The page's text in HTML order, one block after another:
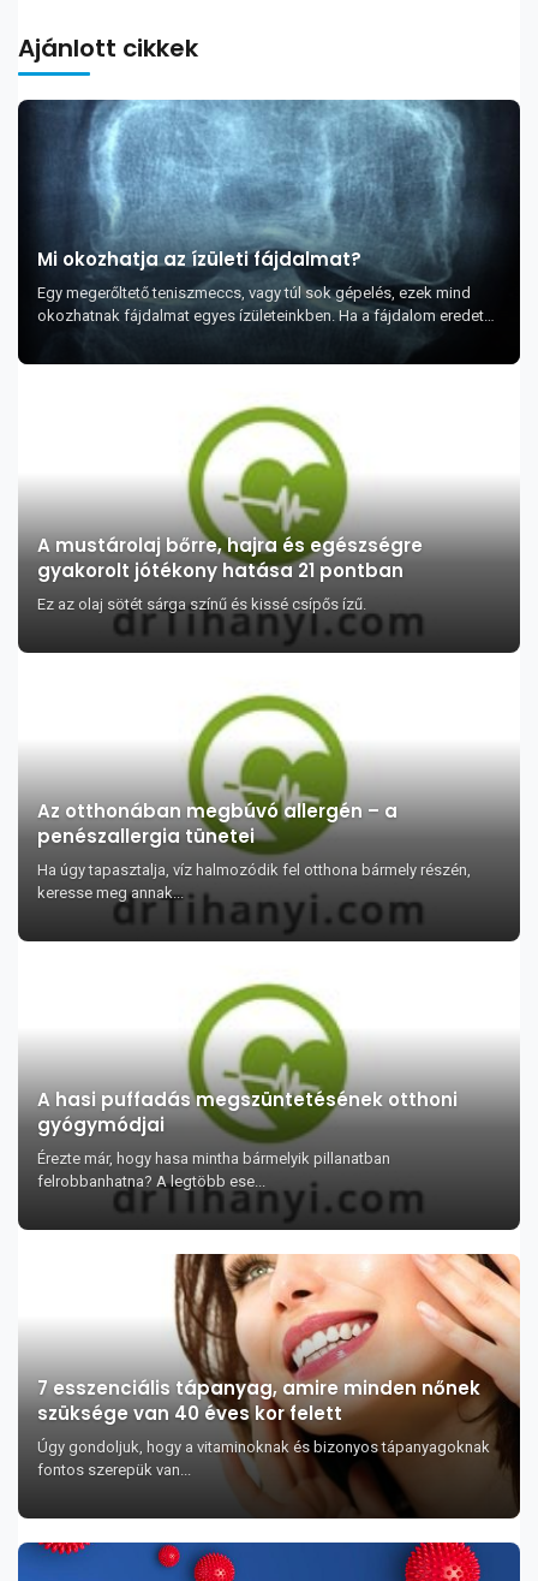
Ajánlott cikkek
Mi okozhatja az ízületi fájdalmat?
Egy megerőltető teniszmeccs, vagy túl sok gépelés, ezek mind
okozhatnak fájdalmat egyes ízületeinkben. Ha a fájdalom eredete
A mustárolaj bőrre, hajra és egészségre
gyakorolt jótékony hatása 21 pontban
Ez az olaj sötét sárga színű és kissé csípős ízű.
Az otthonában megbúvó allergén – a
penészallergia tünetei
Ha úgy tapasztalja, víz halmozódik fel otthona bármely részén,
keresse meg annak...
A hasi puffadás megszüntetésének otthoni
gyógymódjai
Érezte már, hogy hasa mintha bármelyik pillanatban
felrobbanhatna? A legtöbb ese...
7 esszenciális tápanyag, amire minden nőnek
szüksége van 40 éves kor felett
Úgy gondoljuk, hogy a vitaminoknak és bizonyos tápanyagoknak
fontos szerepük van...